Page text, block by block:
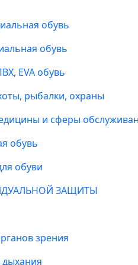
обувь
обувь
EVA обувь
рыбалки, охраны
и сферы
обувь
обуви
ЗАЩИТЫ
зрения